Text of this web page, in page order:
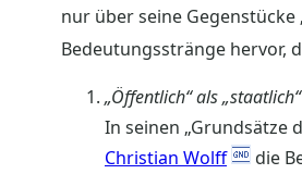
nur über seine Gegenstücke
Bedeutungsstränge hervor,
„Öffentlich“ als
In seinen „Grundsätze
Christian Wolff
die